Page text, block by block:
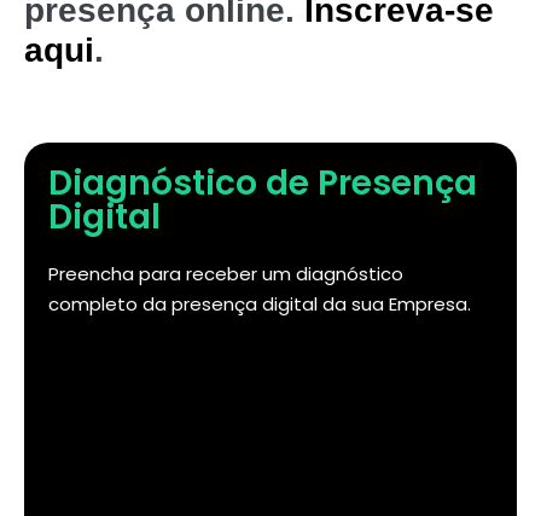
presença online. Inscreva-se
aqui.
Diagnóstico de Presença
Digital
Preencha para receber um diagnóstico
completo da presença digital da sua Empresa.